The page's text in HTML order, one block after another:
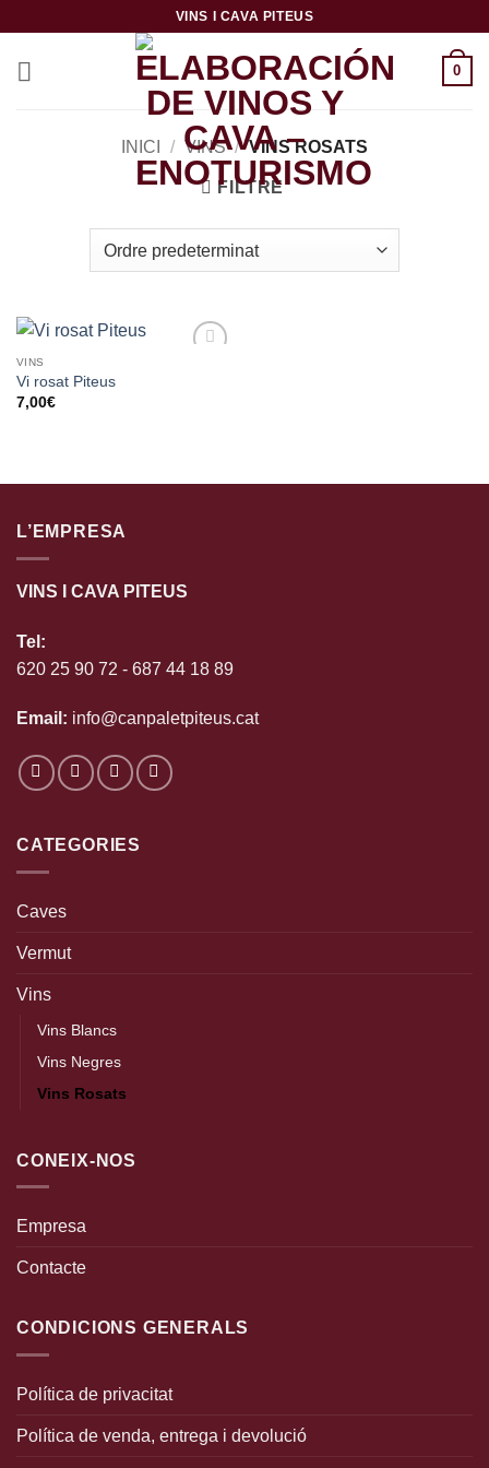
content
VINS I CAVA PITEUS
0
INICI / VINS / VINS ROSATS
FILTRE
VINS
Vi rosat Piteus
7,00€
L’EMPRESA
VINS I CAVA PITEUS
Tel:
620 25 90 72 - 687 44 18 89
Email: info@canpaletpiteus.cat
CATEGORIES
Caves
Vermut
Vins
Vins Blancs
Vins Negres
Vins Rosats
CONEIX-NOS
Empresa
Contacte
CONDICIONS GENERALS
Política de privacitat
Política de venda, entrega i devolució